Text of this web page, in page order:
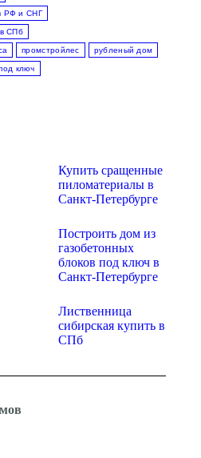
РФ и СНГ
СПб
промстройлес рубленый дом
ключ
Купить сращенные
пиломатериалы в
Санкт-Петербурге
Построить дом из
газобетонных
блоков под ключ в
Санкт-Петербурге
Лиственница
сибирская купить в
СПб